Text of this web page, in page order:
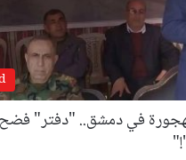
في دمشق.. "دفتر" فضح